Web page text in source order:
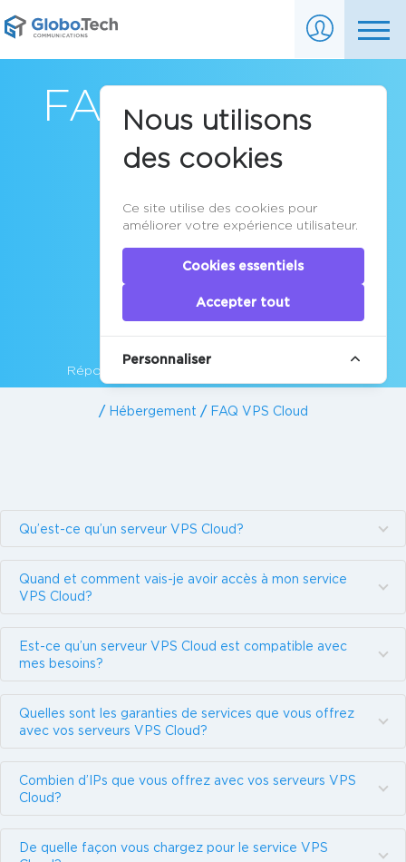
FAQ VPS Cloud
Réponses aux questions les plus fréquentes.
/ Hébergement / FAQ VPS Cloud
Qu’est-ce qu’un serveur VPS Cloud?
Quand et comment vais-je avoir accès à mon service
VPS Cloud?
Est-ce qu’un serveur VPS Cloud est compatible avec
mes besoins?
Quelles sont les garanties de services que vous offrez
avec vos serveurs VPS Cloud?
Combien d’IPs que vous offrez avec vos serveurs VPS
Cloud?
De quelle façon vous chargez pour le service VPS
Nous utilisons
des cookies
Ce site utilise des cookies pour
améliorer votre expérience utilisateur.
Cookies essentiels
Accepter tout
Personnaliser